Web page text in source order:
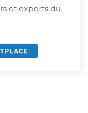
et experts du